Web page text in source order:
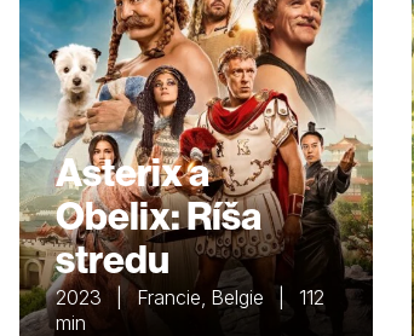
Asterix a
Obelix: Ríša
stredu
2023 | Francie, Belgie | 112
min